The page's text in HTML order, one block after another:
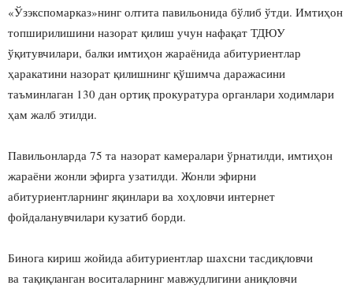
«Ўзэкспомарказ»нинг олтита павильонида бўлиб ўтди. Имтиҳон
топширилишини назорат қилиш учун нафақат ТДЮУ
ўқитувчилари, балки имтиҳон жараёнида абитуриентлар
ҳаракатини назорат қилишнинг қўшимча даражасини
таъминлаган 130 дан ортиқ прокуратура органлари ходимлари
ҳам жалб этилди.
Павильонларда 75 та назорат камералари ўрнатилди, имтиҳон
жараёни жонли эфирга узатилди. Жонли эфирни
абитуриентларнинг яқинлари ва хоҳловчи интернет
фойдаланувчилари кузатиб борди.
Бинога кириш жойида абитуриентлар шахсни тасдиқловчи
ва тақиқланган воситаларнинг мавжудлигини аниқловчи